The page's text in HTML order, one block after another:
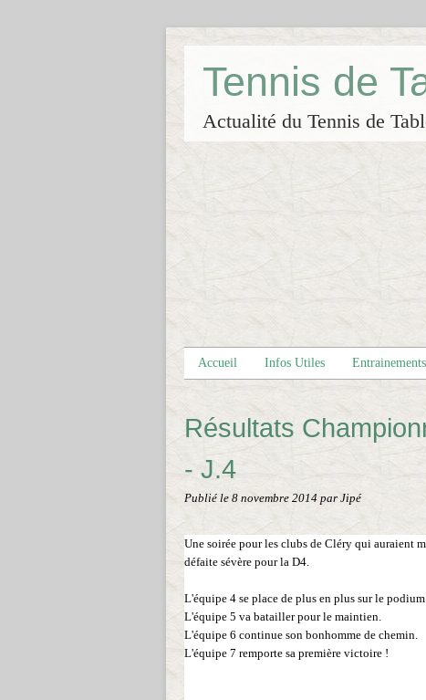
Tennis de
Actualité du Tennis de
Accueil Infos Utiles Entrainements
Résultats
- J.4
Publié le 8 novembre 2014 par Jipé
Une soirée pour les clubs de Cléry qui auraient
défaite sévère pour la D4.
L'équipe 4 se place de plus en plus sur le
L'équipe 5 va batailler pour le maintien.
L'équipe 6 continue son bonhomme de chemin.
L'équipe 7 remporte sa première victoire !